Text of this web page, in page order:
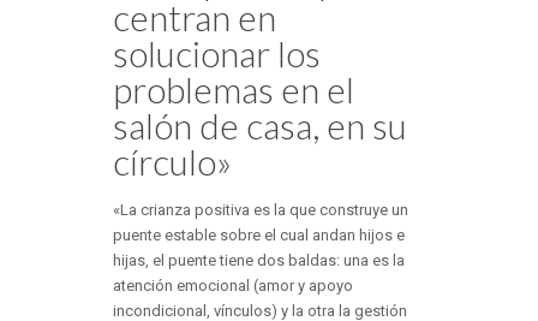
centran en
solucionar los
problemas en el
salón de casa, en su
círculo»
«La crianza positiva es la que construye un
puente estable sobre el cual andan hijos e
hijas, el puente tiene dos baldas: una es la
atención emocional (amor y apoyo
incondicional, vínculos) y la otra la gestión